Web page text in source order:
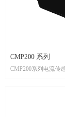
CMP200 系列
CMP200系列电流传